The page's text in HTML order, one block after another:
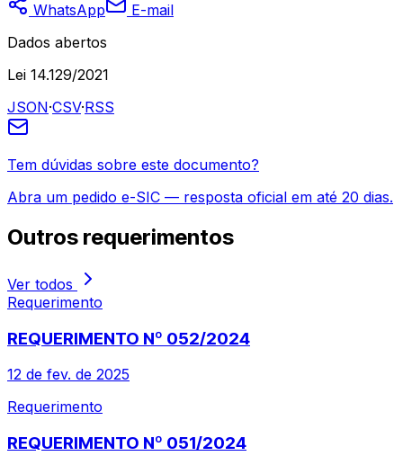
WhatsApp
E-mail
Dados abertos
Lei 14.129/2021
JSON·CSV·RSS
Tem dúvidas sobre este documento?
Abra um pedido e-SIC — resposta oficial em até 20 dias.
Outros requerimentos
Ver todos
Requerimento
REQUERIMENTO Nº 052/2024
12 de fev. de 2025
Requerimento
REQUERIMENTO Nº 051/2024